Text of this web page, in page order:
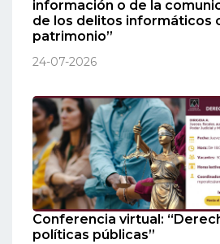
información o de la
de los delitos informáticos
patrimonio”
24-07-2026
Conferencia virtual:
políticas públicas”